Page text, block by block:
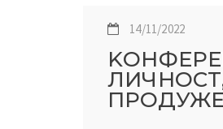
14/11/2022